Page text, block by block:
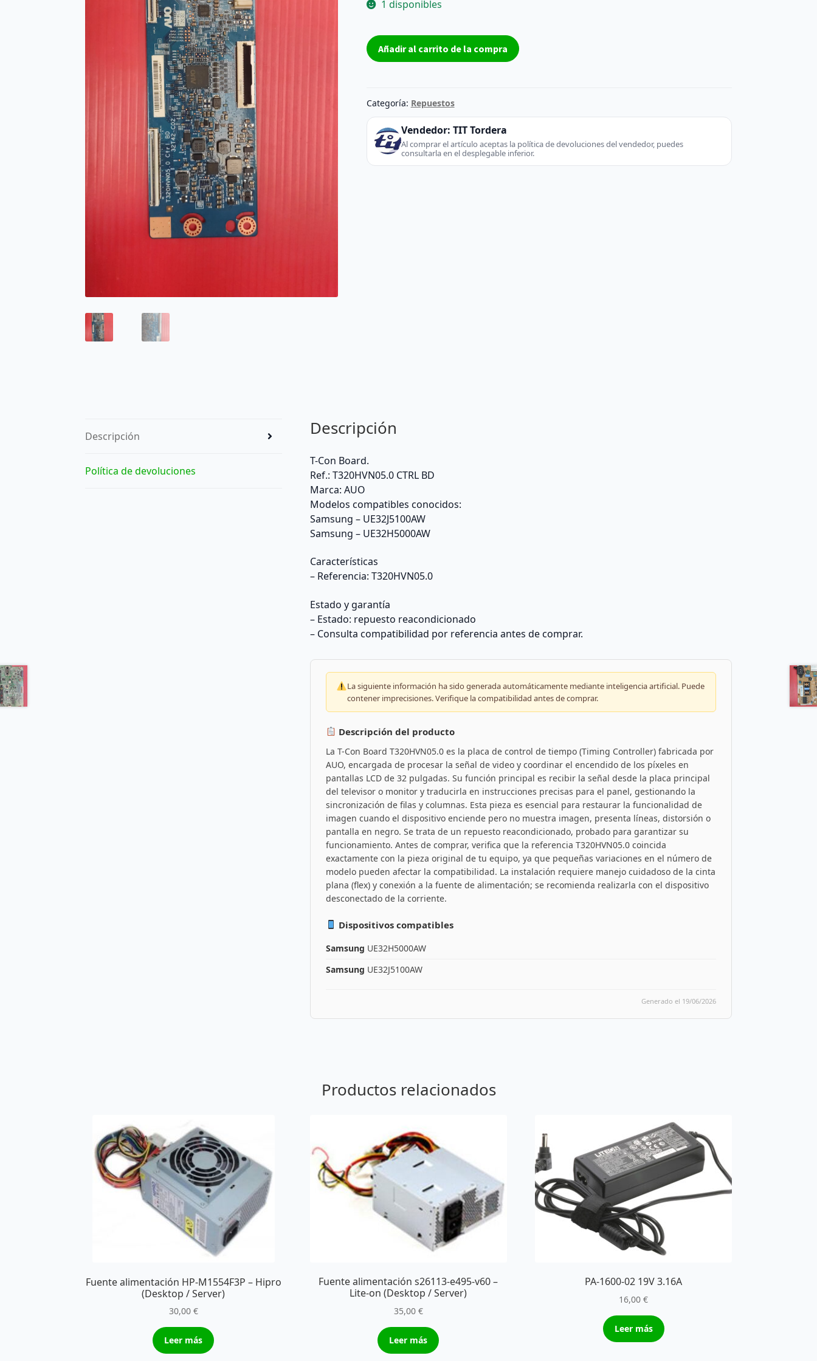
1 disponibles
T-
Con
-
AUO
(TV
Monitor)
Añadir al carrito de la compra
Categoría: Repuestos
Vendedor: TIT Tordera
Al comprar el artículo aceptas la política de devoluciones del vendedor, puedes
consultarla en el desplegable inferior.
Descripción
Política de devoluciones
Descripción
T-Con Board.
Ref.: T320HVN05.0 CTRL BD
Marca: AUO
Modelos compatibles conocidos:
Samsung – UE32J5100AW
Samsung – UE32H5000AW
Características
– Referencia: T320HVN05.0
Estado y garantía
– Estado: repuesto reacondicionado
– Consulta compatibilidad por referencia antes de comprar.
La siguiente información ha sido generada automáticamente mediante inteligencia artificial. Puede
contener imprecisiones. Verifique la compatibilidad antes de comprar.
Descripción del producto
La T-Con Board T320HVN05.0 es la placa de control de tiempo (Timing Controller) fabricada por
AUO, encargada de procesar la señal de video y coordinar el encendido de los píxeles en
pantallas LCD de 32 pulgadas. Su función principal es recibir la señal desde la placa principal
del televisor o monitor y traducirla en instrucciones precisas para el panel, gestionando la
sincronización de filas y columnas. Esta pieza es esencial para restaurar la funcionalidad de
imagen cuando el dispositivo enciende pero no muestra imagen, presenta líneas, distorsión o
pantalla en negro. Se trata de un repuesto reacondicionado, probado para garantizar su
funcionamiento. Antes de comprar, verifica que la referencia T320HVN05.0 coincida
exactamente con la pieza original de tu equipo, ya que pequeñas variaciones en el número de
modelo pueden afectar la compatibilidad. La instalación requiere manejo cuidadoso de la cinta
plana (flex) y conexión a la fuente de alimentación; se recomienda realizarla con el dispositivo
desconectado de la corriente.
Dispositivos compatibles
Samsung UE32H5000AW
Samsung UE32J5100AW
Generado el 19/06/2026
Productos relacionados
Fuente alimentación HP-M1554F3P – Hipro
(Desktop / Server)
30,00 €
Leer más
Fuente alimentación s26113-e495-v60 –
Lite-on (Desktop / Server)
35,00 €
Leer más
PA-1600-02 19V 3.16A
16,00€
Leer más